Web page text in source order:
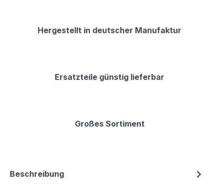
Hergestellt in deutscher Manufaktur
Ersatzteile günstig lieferbar
Großes Sortiment
Beschreibung